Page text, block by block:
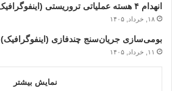
انهدام ۴ هسته عملیاتی تروریستی (اینفوگرافیک)
۱۸, خرداد, ۱۴۰۵
بومی‌سازی جریان‌سنج چندفازی (اینفوگرافیک)
۱۱, خرداد, ۱۴۰۵
نمایش بیشتر